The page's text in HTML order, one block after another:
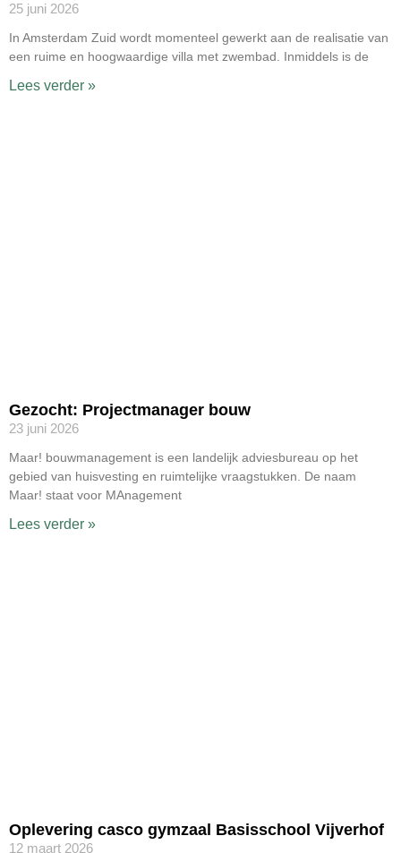
25 juni 2026
In Amsterdam Zuid wordt momenteel gewerkt aan de realisatie van
een ruime en hoogwaardige villa met zwembad. Inmiddels is de
Lees verder »
Gezocht: Projectmanager bouw
23 juni 2026
Maar! bouwmanagement is een landelijk adviesbureau op het
gebied van huisvesting en ruimtelijke vraagstukken. De naam
Maar! staat voor MAnagement
Lees verder »
Oplevering casco gymzaal Basisschool Vijverhof
12 maart 2026